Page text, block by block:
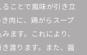
み合わせの提案
った新しい楽しみ
ことで風味が引き立
肉に、鶏がらスープ
ます。これにより、
渡ります。また、醤